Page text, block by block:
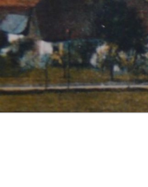
Zum
Inhalt
springen